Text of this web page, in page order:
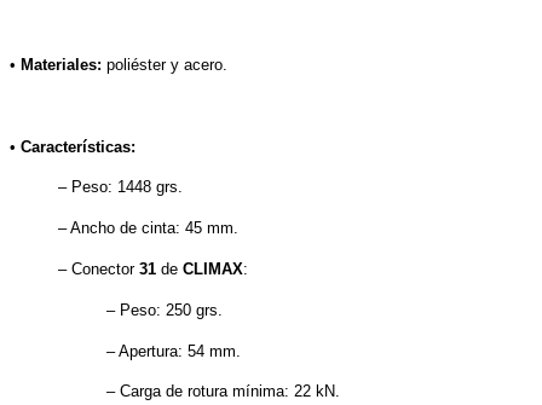
• Materiales: poliéster y acero.
• Características:
– Peso: 1448 grs.
– Ancho de cinta: 45 mm.
– Conector 31 de CLIMAX:
– Peso: 250 grs.
– Apertura: 54 mm.
– Carga de rotura mínima: 22 kN.